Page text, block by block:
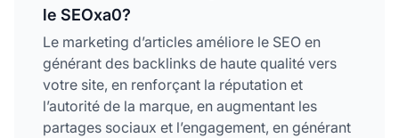
le SEOxa0?
Le marketing d’articles améliore le SEO en
générant des backlinks de haute qualité vers
votre site, en renforçant la réputation et
l’autorité de la marque, en augmentant les
partages sociaux et l’engagement, en générant